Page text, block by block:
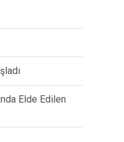
Elde Edilen